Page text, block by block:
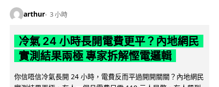
arthur 3 小時
冷氣 24 小時長開電費更平？內地網民
實測結果兩極 專家拆解慳電邏輯
你信唔信冷氣長開 24 小時，電費反而平過開開關關？內地網民